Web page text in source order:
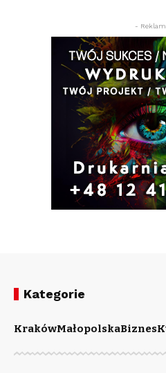
-
Kategorie
KrakówMałopolskaBiznes